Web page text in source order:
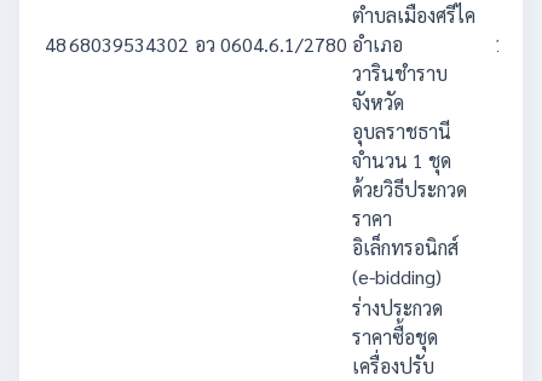
4868039534302 อว 0604.6.1/2780
ตำบลเมืองศรีไค
อำเภอ
วารินชำราบ
จังหวัด
อุบลราชธานี
จำนวน 1 ชุด
ด้วยวิธีประกวด
ราคา
อิเล็กทรอนิกส์
(e-bidding)
ร่างประกวด
ราคาซื้อชุด
เครื่องปรับ